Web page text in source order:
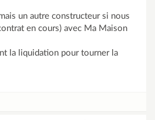
un autre constructeur si nous
en cours) avec Ma Maison
la liquidation pour tourner la